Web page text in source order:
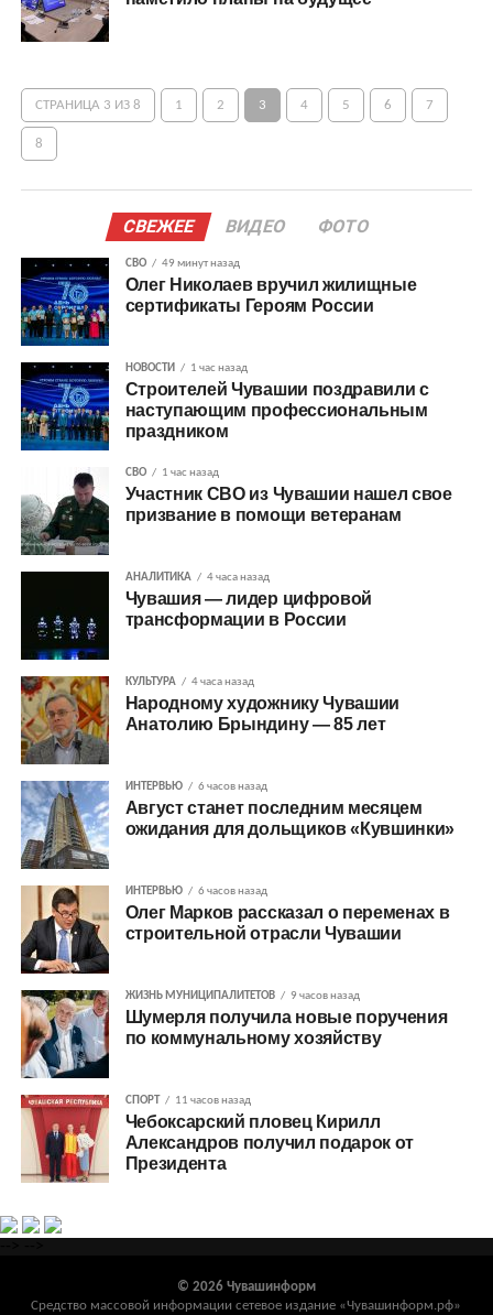
СТРАНИЦА 3 ИЗ 8 1 2 3 4 5 6 7
8
СВЕЖЕЕ ВИДЕО ФОТО
СВО 49 минут назад
Олег Николаев вручил жилищные
сертификаты Героям России
НОВОСТИ 1 час назад
Строителей Чувашии поздравили с
наступающим профессиональным
праздником
СВО 1 час назад
Участник СВО из Чувашии нашел свое
призвание в помощи ветеранам
АНАЛИТИКА 4 часа назад
Чувашия — лидер цифровой
трансформации в России
КУЛЬТУРА 4 часа назад
Народному художнику Чувашии
Анатолию Брындину — 85 лет
ИНТЕРВЬЮ 6 часов назад
Август станет последним месяцем
ожидания для дольщиков «Кувшинки»
ИНТЕРВЬЮ 6 часов назад
Олег Марков рассказал о переменах в
строительной отрасли Чувашии
ЖИЗНЬ МУНИЦИПАЛИТЕТОВ 9 часов назад
Шумерля получила новые поручения
по коммунальному хозяйству
СПОРТ 11 часов назад
Чебоксарский пловец Кирилл
Александров получил подарок от
Президента
© 2026 Чувашинформ
Средство массовой информации сетевое издание «Чувашинформ.рф»